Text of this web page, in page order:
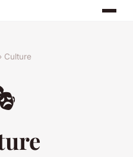
› Culture